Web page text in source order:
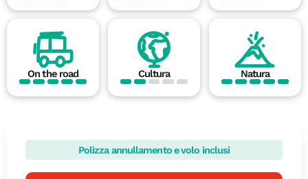
On the road Cultura Natura
Polizza annullamento e volo inclusi